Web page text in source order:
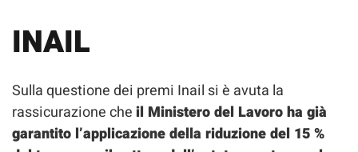
INAIL
Sulla questione dei premi Inail si è avuta la
rassicurazione cheil Ministero del Lavoro ha già
garantito l’applicazione della riduzione del 15 %